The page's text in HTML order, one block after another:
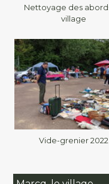
Nettoyage des
village
Vide-grenier 2022